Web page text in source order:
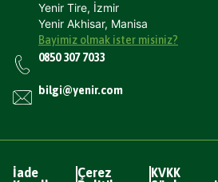
Yenir Tire, İzmir
Yenir Akhisar, Manisa
Bayimiz olmak ister misiniz?
0850 307 7033
bilgi@yenir.com
İade
Çerez
KVKK